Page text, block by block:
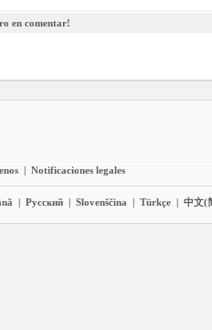
en comentar!
| Notificaciones legales
| Pyccĸий | Slovenščina | Türkçe | 中文(